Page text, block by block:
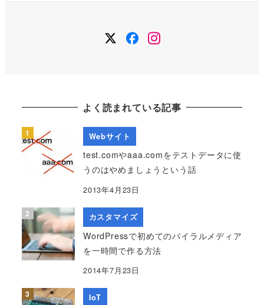
Twitter
Facebook
Instagram
よく読まれている記事
Webサイト
test.comやaaa.comをテストデータに使
うのはやめましょうという話
2013年4月23日
カスタマイズ
WordPressで初めてのバイラルメディア
を一時間で作る方法
2014年7月23日
IoT